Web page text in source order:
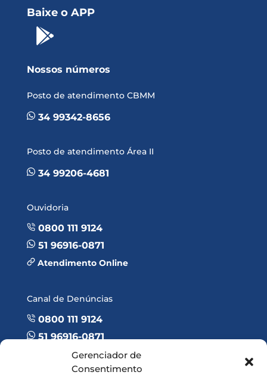
Gerenciador de
Consentimento
Baixe o APP

Nossos números
Posto de atendimento CBMM
34 99342-8656
Posto de atendimento Área II
34 99206-4681
Ouvidoria
0800 111 9124
51 96916-0871
Atendimento Online
Canal de Denúncias
0800 111 9124
51 96916-0871
Atendimento Online